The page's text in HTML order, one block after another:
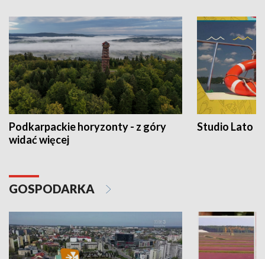
Podkarpackie horyzonty - z góry
widać więcej
Studio Lato
GOSPODARKA